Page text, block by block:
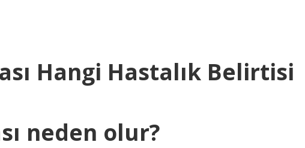
Hangi Hastalık Belirtisi
neden olur?